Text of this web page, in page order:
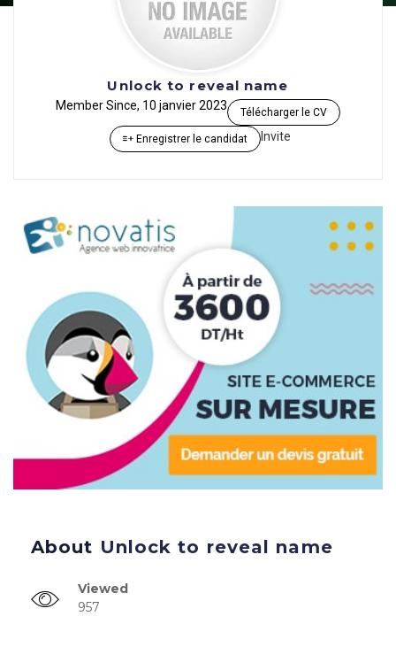
Unlock to reveal name
Member Since, 10 janvier 2023 Télécharger le CV
Enregistrer le candidat Invite
About Unlock to reveal name
Viewed
957